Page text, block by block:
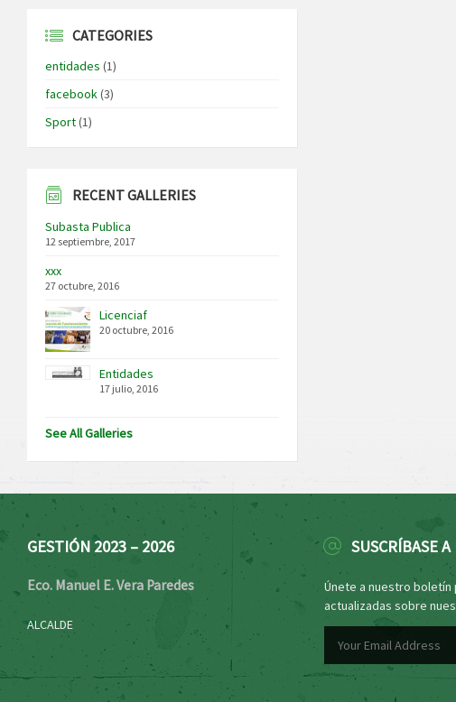
CATEGORIES
entidades (1)
facebook(3)
Sport(1)
RECENT GALLERIES
Subasta Publica
12 septiembre, 2017
xxx
27 octubre, 2016
Licenciaf
20 octubre, 2016
Entidades
17 julio, 2016
See All Galleries
GESTIÓN 2023 – 2026
Eco. Manuel E. Vera Paredes
ALCALDE
SUSCRÍBASE
Únete a nuestro
actualizadas sobre